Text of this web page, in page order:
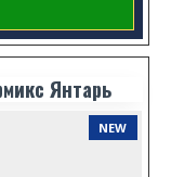
Янтарь
NEW